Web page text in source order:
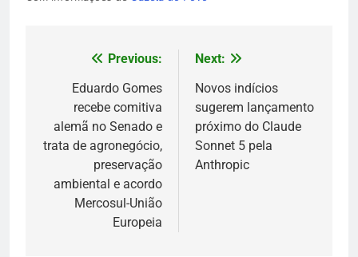
Navegação
Post
Previous:
Eduardo Gomes
recebe comitiva
alemã no Senado e
trata de agronegócio,
preservação
ambiental e acordo
Mercosul-União
Europeia
Next:
Novos indícios
sugerem lançamento
próximo do Claude
Sonnet 5 pela
Anthropic